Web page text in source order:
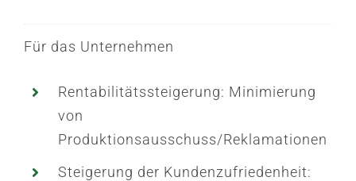
Für das Unternehmen
Rentabilitätssteigerung: Minimierung
von
Produktionsausschuss/Reklamationen
Steigerung der Kundenzufriedenheit: